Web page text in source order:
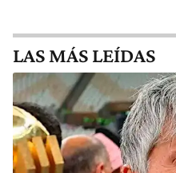
LAS MÁS LEÍDAS